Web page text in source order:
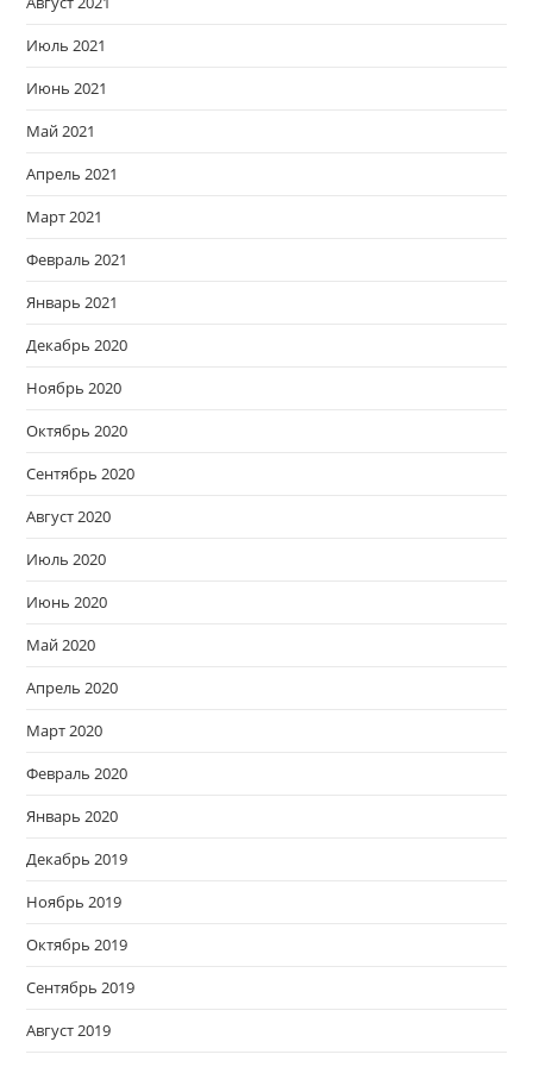
Июль 2021
Июнь 2021
Май 2021
Апрель 2021
Март 2021
Февраль 2021
Январь 2021
Декабрь 2020
Ноябрь 2020
Октябрь 2020
Сентябрь 2020
Август 2020
Июль 2020
Июнь 2020
Май 2020
Апрель 2020
Март 2020
Февраль 2020
Январь 2020
Декабрь 2019
Ноябрь 2019
Октябрь 2019
Сентябрь 2019
Август 2019